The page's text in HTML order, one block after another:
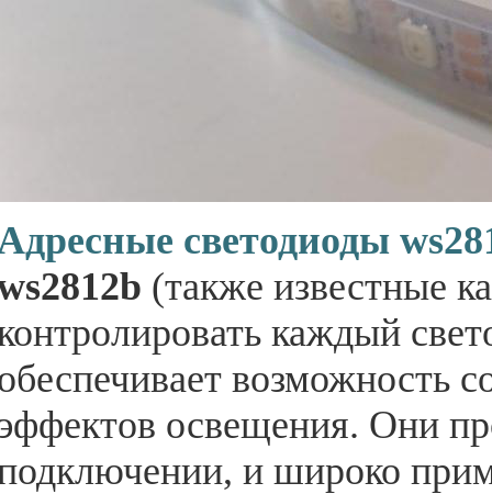
светодиоды
(также известные
каждый
возможность
освещения. Они
и широко